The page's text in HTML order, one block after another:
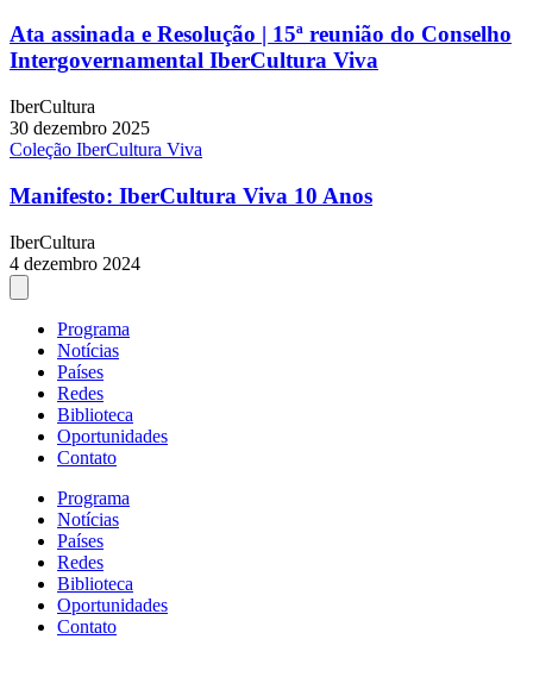
Ata assinada e Resolução | 15ª reunião do Conselho
Intergovernamental IberCultura Viva
IberCultura
30 dezembro 2025
Coleção IberCultura Viva
Manifesto: IberCultura Viva 10 Anos
IberCultura
4 dezembro 2024
Programa
Notícias
Países
Redes
Biblioteca
Oportunidades
Contato
Programa
Notícias
Países
Redes
Biblioteca
Oportunidades
Contato